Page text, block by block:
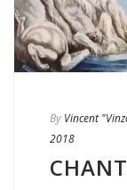
By Vincent
2018